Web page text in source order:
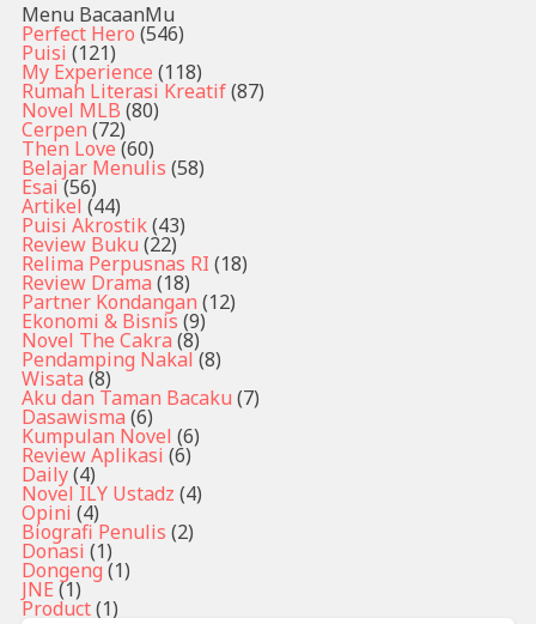
Menu BacaanMu
Perfect Hero (546)
Puisi (121)
My Experience (118)
Rumah Literasi Kreatif(87)
Novel MLB (80)
Cerpen (72)
Then Love (60)
Belajar Menulis (58)
Esai (56)
Artikel (44)
Puisi Akrostik(43)
Review Buku (22)
Relima Perpusnas RI (18)
Review Drama (18)
Partner Kondangan (12)
Ekonomi & Bisnis (9)
Novel The Cakra (8)
Pendamping Nakal (8)
Wisata (8)
Aku dan Taman Bacaku (7)
Dasawisma (6)
Kumpulan Novel (6)
Review Aplikasi (6)
Daily(4)
Novel ILY Ustadz (4)
Opini (4)
Biografi Penulis (2)
Donasi (1)
Dongeng (1)
JNE (1)
Product(1)